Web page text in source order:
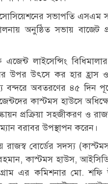
সভাপতি
অনুষ্ঠিত সভায় বাজেট
লাইসেন্সিং
উপর উৎসে কর হার হ্রাস
বন্দরে অবতরণের ৪৫ দিন
কাস্টমস হাউসে
প্রক্রিয়া সহজীকরণ ও
বরাবর উপস্থাপন করেন।
রাজস্ব বোর্ডের সদস্য
কাস্টমস হাউস,
এর কমিশনার মো. শফি